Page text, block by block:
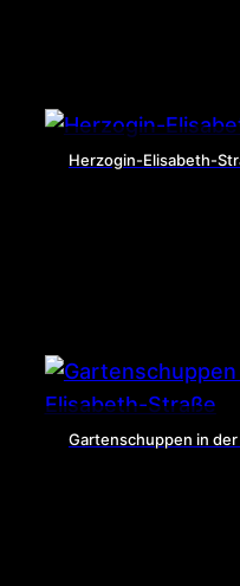
Herzogin-Elisabeth-
Gartenschuppen in